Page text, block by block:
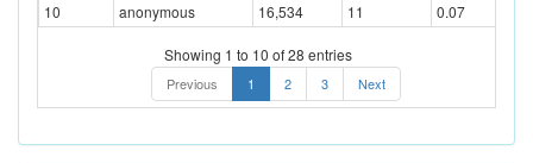
10
anonymous 16,534 11 0.07
Showing 1 to 10 of 28 entries
Previous 1 2 3 Next